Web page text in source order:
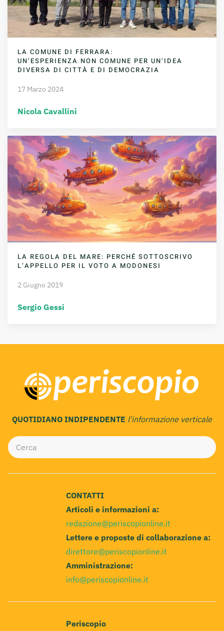
LA COMUNE DI FERRARA:
UN’ESPERIENZA NON COMUNE PER UN’IDEA
DIVERSA DI CITTÀ E DI DEMOCRAZIA
17 Marzo 2024
Nicola Cavallini
LA REGOLA DEL MARE: PERCHÉ SOTTOSCRIVO
L’APPELLO PER IL VOTO A MODONESI
2 Giugno 2019
Sergio Gessi
QUOTIDIANO INDIPENDENTE l'informazione verticale
CONTATTI
Articoli e informazioni a:
redazione@periscopionline.it
Lettere e proposte di collaborazione a:
direttore@periscopionline.it
Amministrazione:
info@periscopionline.it
Periscopio